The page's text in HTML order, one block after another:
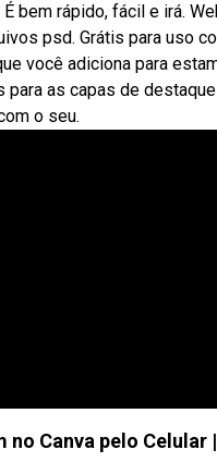
bem rápido, fácil e irá.
psd. Grátis para uso
você adiciona para
as capas de
o seu.
Canva pelo Celular